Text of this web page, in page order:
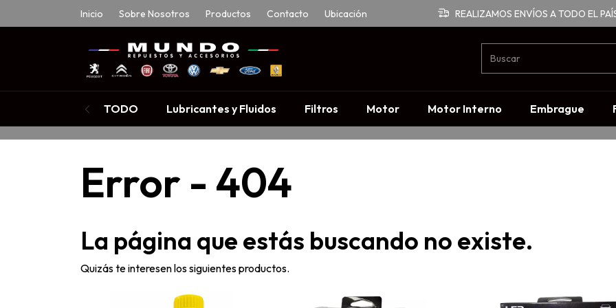
Inicio Sobre Nosotros Productos Contacto Ubicación REALIZAMOS ENVÍOS A TODO EL
TODO Lubricantes y Fluidos Filtros Motor Motor Interno Embrague
Error - 404
La página que estás buscando no existe.
Quizás te interesen los siguientes productos.